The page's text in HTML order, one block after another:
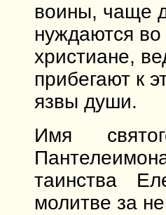
воины, чаще
нуждаются
христиане,
прибегают к
язвы души.
Имя
таинства
молитве за